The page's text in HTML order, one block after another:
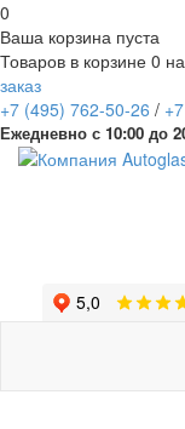
0
Ваша корзина пуста
Товаров в корзине 0
заказ
+7 (495) 762-50-26 / +7
Ежедневно с 10:00 до